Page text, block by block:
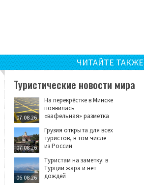
ЧИТАЙТЕ ТАКЖЕ
Туристические новости мира
07.08.26
На перекрёстке в Минске
появилась
«вафельная» разметка
07.08.26
Грузия открыта для всех
туристов, в том числе
из России
06.08.26
Туристам на заметку: в
Турции жара и нет
дождей